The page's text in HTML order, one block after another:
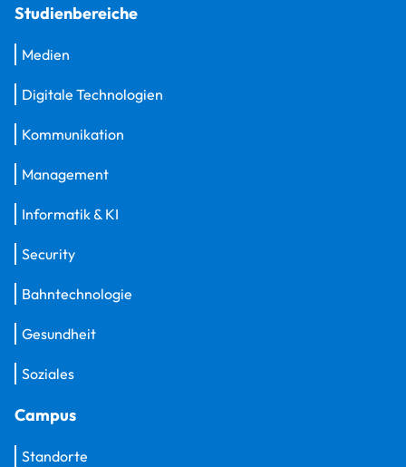
Studienbereiche
Medien
Digitale Technologien
Kommunikation
Management
Informatik & KI
Security
Bahntechnologie
Gesundheit
Soziales
Campus
Standorte